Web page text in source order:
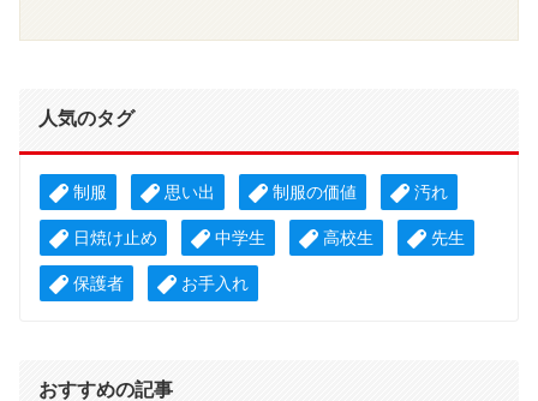
人気のタグ
制服 思い出 制服の価値 汚れ
日焼け止め 中学生 高校生 先生
保護者 お手入れ
おすすめの記事